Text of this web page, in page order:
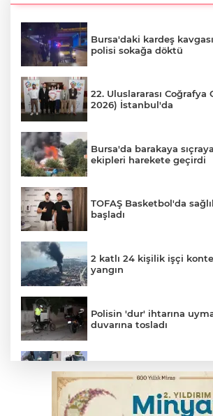
Bursa'daki kardeş
polisi sokağa döktü
22. Uluslararası Coğrafya
2026) İstanbul'da
Bursa'da barakaya
ekipleri harekete geçirdi
TOFAŞ Basketbol'da
başladı
2 katlı 24 kişilik işçi
yangın
Polisin 'dur' ihtarına
duvarına tosladı
kadın ağır yaralandı